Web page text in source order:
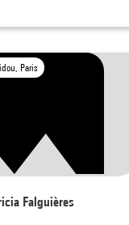
Paris
Falguières